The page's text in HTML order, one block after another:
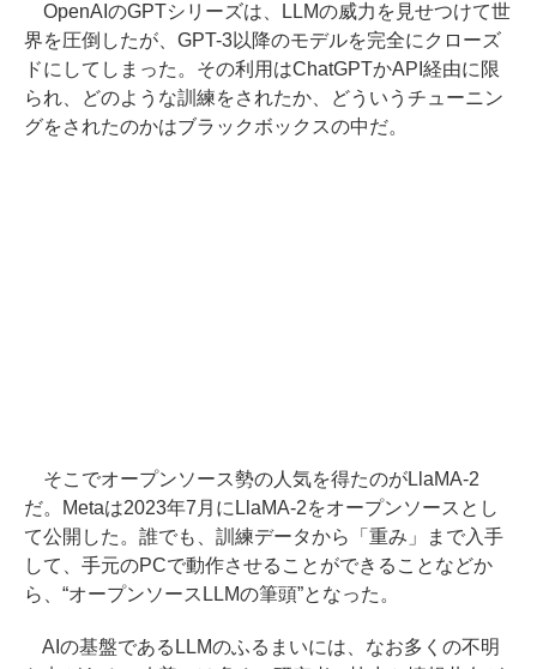
OpenAIのGPTシリーズは、LLMの威力を見せつけて世
界を圧倒したが、GPT-3以降のモデルを完全にクローズ
ドにしてしまった。その利用はChatGPTかAPI経由に限
られ、どのような訓練をされたか、どういうチューニン
グをされたのかはブラックボックスの中だ。
そこでオープンソース勢の人気を得たのがLlaMA-2
だ。Metaは2023年7月にLlaMA-2をオープンソースとし
て公開した。誰でも、訓練データから「重み」まで入手
して、手元のPCで動作させることができることなどか
ら、“オープンソースLLMの筆頭”となった。
AIの基盤であるLLMのふるまいには、なお多くの不明